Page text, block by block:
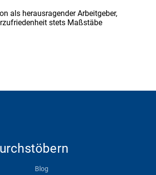
als herausragender Arbeitgeber,
stets Maßstäbe
Blog